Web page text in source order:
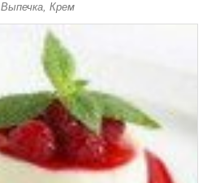
Выпечка, Крем